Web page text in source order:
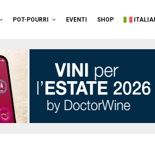
POT-POURRI EVENTI SHOP